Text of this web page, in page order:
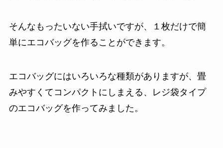
そんなもったいない手拭いですが、１枚だけで簡
単にエコバッグを作ることができます。
エコバッグにはいろいろな種類がありますが、畳
みやすくてコンパクトにしまえる、レジ袋タイプ
のエコバッグを作ってみました。